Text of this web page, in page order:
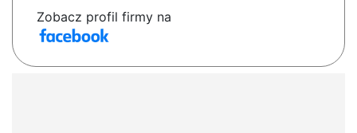
Zobacz profil firmy na